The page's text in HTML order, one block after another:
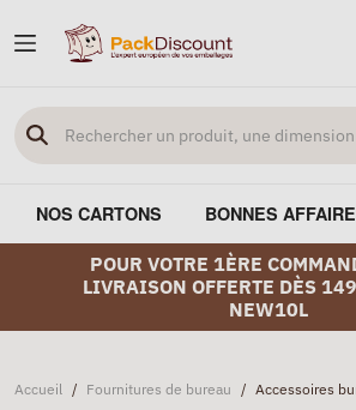
NOS CARTONS BONNES
POUR VOTRE 1ÈRE
LIVRAISON OFFERTE DÈS
NEW10L
Accueil / Fournitures de bureau / Accessoires